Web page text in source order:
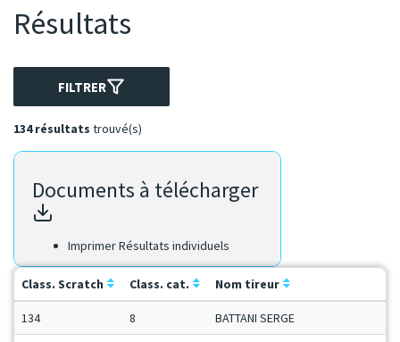
Résultats
FILTRER
134 résultats trouvé(s)
Documents à télécharger
Imprimer Résultats individuels
Class. Scratch Class. cat. Nom tireur
134 8 BATTANI SERGE